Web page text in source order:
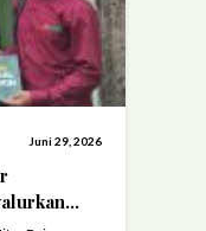
Juni 29, 2026